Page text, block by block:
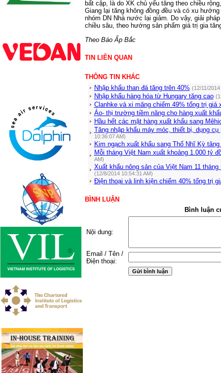
bất cập, là do XK chủ yếu tăng theo chiều
Giang lại tăng không đồng đều và có xu
nhóm DN Nhà nước lại giảm. Do vậy, giải
chiều sâu, theo hướng sản phẩm giá trị gia
Theo Báo Ấp Bắc
TIN LIÊN QUAN
THÔNG TIN KHÁC
Nhập khẩu than đá tăng trên 40% (12/11/
Nhập khẩu hàng hóa từ Hungary tăng cao
Clanhke và xi măng chiếm 49% tổng trị giá
Áo- thị trường tiềm năng cho hàng xuất
Hầu hết các mặt hàng xuất khẩu sang
Tăng nhập khẩu máy móc, thiết bị, dụng
10:36:07 AM)
Kim ngạch xuất khẩu sang Thổ Nhĩ Kỳ
Mỗi tháng Việt Nam xuất khoảng 1.000 tỷ
AM)
Xuất khẩu nông sản của Việt Nam 11
(12/8/2014 10:54:31 AM)
Điện thoại và linh kiện chiếm 40% tổng trị
BÌNH LUẬN
Bình luận
Nội dung:
Email / Tên /
Điện thoại: